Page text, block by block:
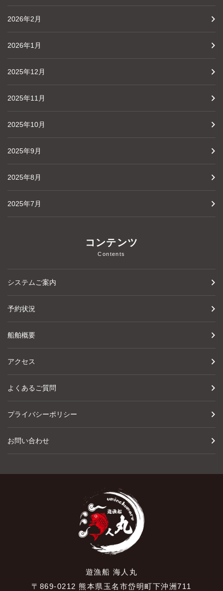
2026年2月
2026年1月
2025年12月
2025年11月
2025年10月
2025年9月
2025年8月
2025年7月
コンテンツ
Contents
システムご案内
予約状況
船舶概要
アクセス
よくあるご質問
プライバシーポリシー
お問い合わせ
遊漁船 海人丸
〒869-0212 熊本県玉名市岱明町下沖洲711